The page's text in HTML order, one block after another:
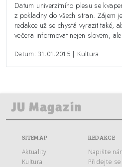
Datum univerzitního plesu se
z pokladny do všech stran. Zájem
redakce už se chystá vyrazit také,
večera informovat nejen slovem,
Datum: 31.01.2015 | Kultura
SITEMAP
Aktuality
Kultura
REDAKCE
Napište
Přidejte se